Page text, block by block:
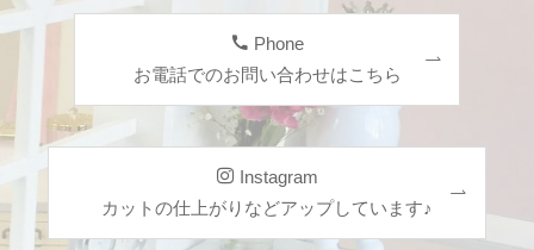
Phone
お電話でのお問い合わせはこちら
Instagram
カットの仕上がりなどアップしています♪